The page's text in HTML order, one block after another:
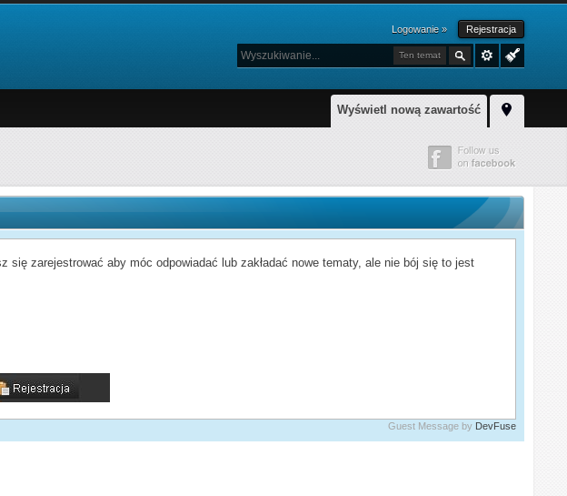
Logowanie » Rejestracja
Ten temat
Wyświetl nową zawartość
się zarejestrować aby móc odpowiadać lub zakładać nowe tematy, ale nie bój się to jest
Guest Message by DevFuse